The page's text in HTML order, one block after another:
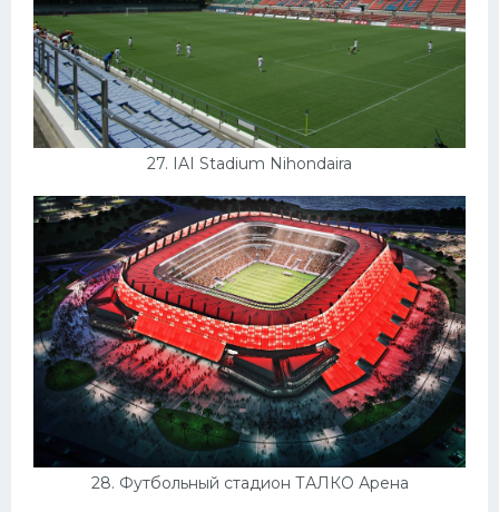
27. IAI Stadium Nihondaira
28. Футбольный стадион ТАЛКО Арена